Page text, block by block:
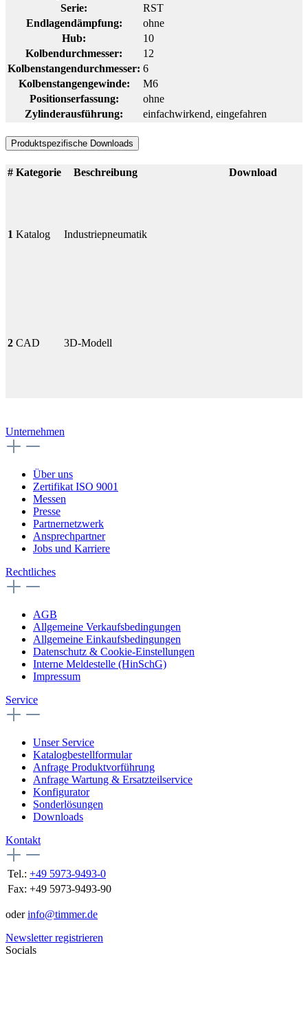
Serie:
RST
Endlagendämpfung:
ohne
Hub:
10
Kolbendurchmesser:
12
Kolbenstangendurchmesser: 6
Kolbenstangengewinde:
M6
Positionserfassung:
ohne
Zylinderausführung:
einfachwirkend, eingefahren
Produktspezifische Downloads
# Kategorie Beschreibung Download
1 Katalog Industriepneumatik
2 CAD 3D-Modell
Unternehmen
Über uns
Zertifikat ISO 9001
Messen
Presse
Partnernetzwerk
Ansprechpartner
Jobs und Karriere
Rechtliches
AGB
Allgemeine Verkaufsbedingungen
Allgemeine Einkaufsbedingungen
Datenschutz & Cookie-Einstellungen
Interne Meldestelle (HinSchG)
Impressum
Service
Unser Service
Katalogbestellformular
Anfrage Produktvorführung
Anfrage Wartung & Ersatzteilservice
Konfigurator
Sonderlösungen
Downloads
Kontakt
Tel.: +49 5973-9493-0
Fax: +49 5973-9493-90
oderinfo@timmer.de
Newsletter registrieren
Socials